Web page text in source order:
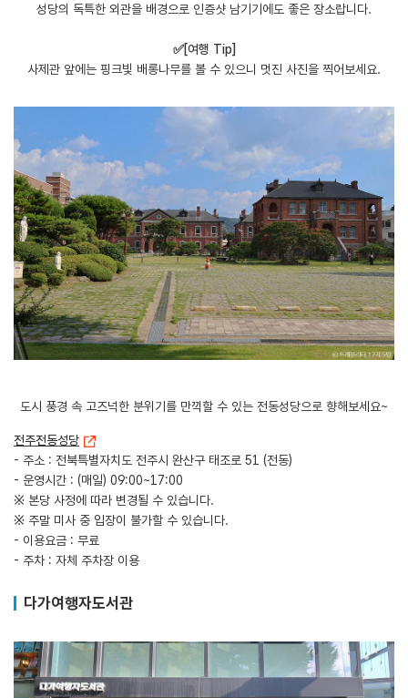
성당의 독특한 외관을 배경으로 인증샷 남기기에도 좋은 장소랍니다.
​✅[여행 Tip]
사제관 앞에는 핑크빛 배롱나무를 볼 수 있으니 멋진 사진을 찍어보세요.
도시 풍경 속 고즈넉한 분위기를 만끽할 수 있는 전동성당으로 향해보세요~
전주전동성당
- 주소 : 전북특별자치도 전주시 완산구 태조로 51 (전동)
- 운영시간 : (매일) 09:00~17:00
※ 본당 사정에 따라 변경될 수 있습니다.
※ 주말 미사 중 입장이 불가할 수 있습니다.
- 이용요금 : 무료
- 주차 : 자체 주차장 이용
다가여행자도서관